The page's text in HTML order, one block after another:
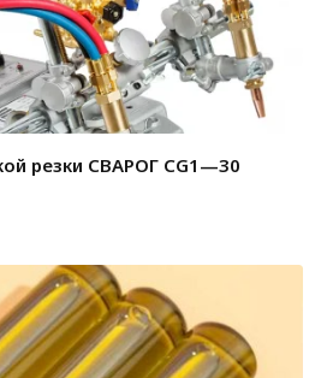
резки СВАРОГ CG1—30